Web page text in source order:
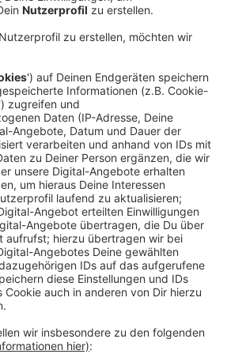
sollen Unternehmen, Vereine oder
werden, die sich in
den Klima- und Umweltschutz
Projekte aus dem täglichen
langfristige Maßnahmen, etwa
oder Müllvermeidung. Die
Kategorien erhalten
in Höhe von 12.000 Euro.
sichab heute (15.04) online
zum Wettbewerb sind
die im Zeitraum vom 1. August
2024 umgesetzt und
sind oder werden. Die
nicht im Kreis Viersen ansässig
eingereichte Projekt im Kreis